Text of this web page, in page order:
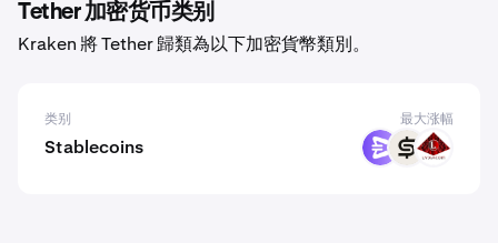
Tether 加密货币类别
Kraken 將 Tether 歸類為以下加密貨幣類別。
类别 最大涨幅
Stablecoins EURR CASH USAD